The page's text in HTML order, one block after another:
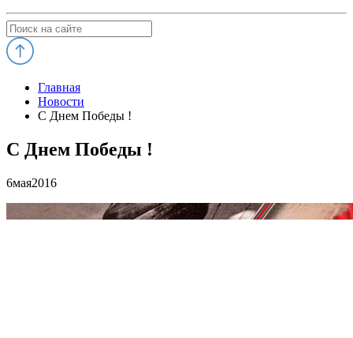
Главная
Новости
С Днем Победы !
С Днем Победы !
6мая2016